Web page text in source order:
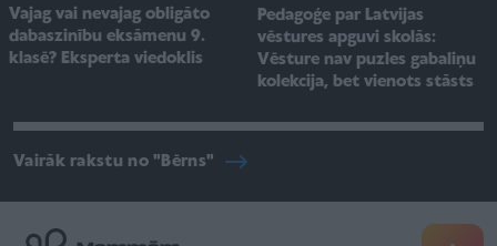
Vajag vai nevajag obligāto
dabaszinību eksāmenu 9.
klasē? Eksperta viedoklis
Pedagoģe par Latvijas
vēstures apguvi skolās:
Vēsture nav puzles gabaliņu
kolekcija, bet vienots stāsts
Vairāk rakstu no "Bērns"